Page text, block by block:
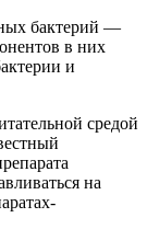
бактерий —
в них
и
средой
на